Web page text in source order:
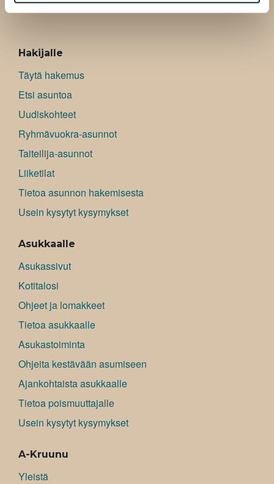
ALAVALIKKO
Hakijalle
Täytä hakemus
Etsi asuntoa
Uudiskohteet
Ryhmävuokra-asunnot
Taiteilija-asunnot
Liiketilat
Tietoa asunnon hakemisesta
Usein kysytyt kysymykset
Asukkaalle
Asukassivut
Kotitalosi
Ohjeet ja lomakkeet
Tietoa asukkaalle
Asukastoiminta
Ohjeita kestävään asumiseen
Ajankohtaista asukkaalle
Tietoa poismuuttajalle
Usein kysytyt kysymykset
A-Kruunu
Yleistä